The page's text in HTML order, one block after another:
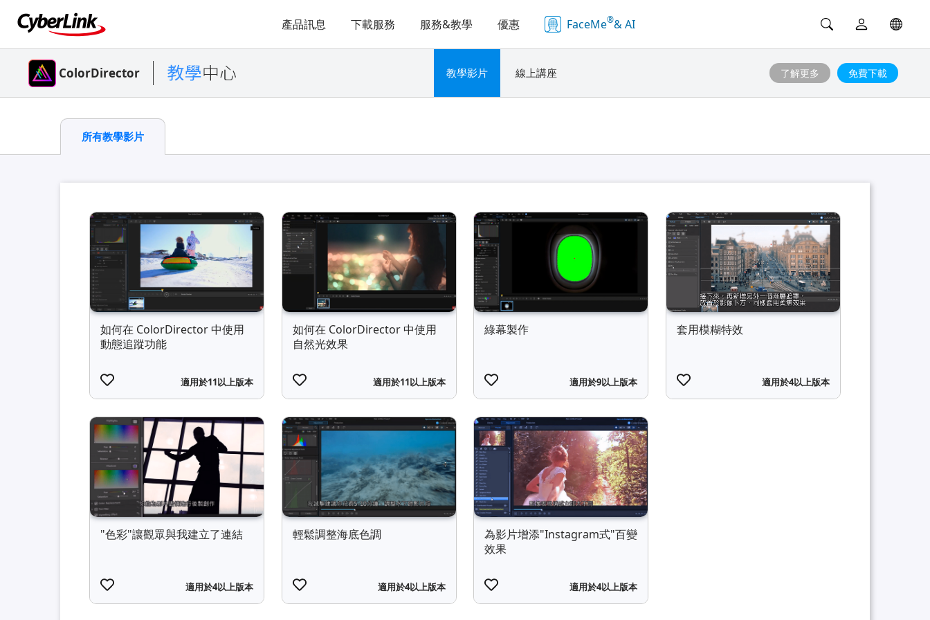
產品訊息 下載服務 服務&教學 優惠 FaceMe®& AI
ColorDirector 教學影片 線上講座 了解更多 免費下載
所有教學影片
如何在 ColorDirector 中使用
動態追蹤功能
適用於11以上版本
如何在 ColorDirector 中使用
自然光效果
適用於11以上版本
綠幕製作
適用於9以上版本
套用模糊特效
適用於4以上版本
"色彩"讓觀眾與我建立了連結
適用於4以上版本
輕鬆調整海底色調
適用於4以上版本
為影片增添"Instagram式"百變
效果
適用於4以上版本